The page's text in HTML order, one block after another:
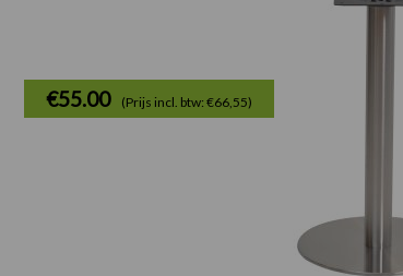
€55.00 (Prijs incl. btw: €66,55)